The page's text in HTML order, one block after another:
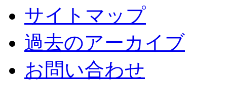
サイトマップ
過去のアーカイブ
お問い合わせ